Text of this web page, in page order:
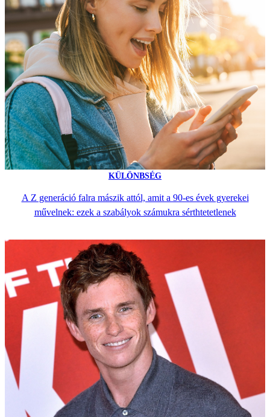
KÜLÖNBSÉG
A Z generáció falra mászik attól, amit a 90-es évek gyerekei
művelnek: ezek a szabályok számukra sérthtetetlenek